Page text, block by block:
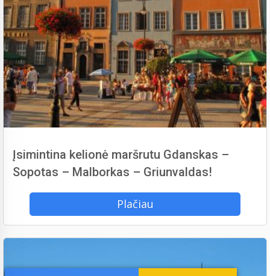
Įsimintina kelionė maršrutu Gdanskas –
Sopotas – Malborkas – Griunvaldas!
Plačiau